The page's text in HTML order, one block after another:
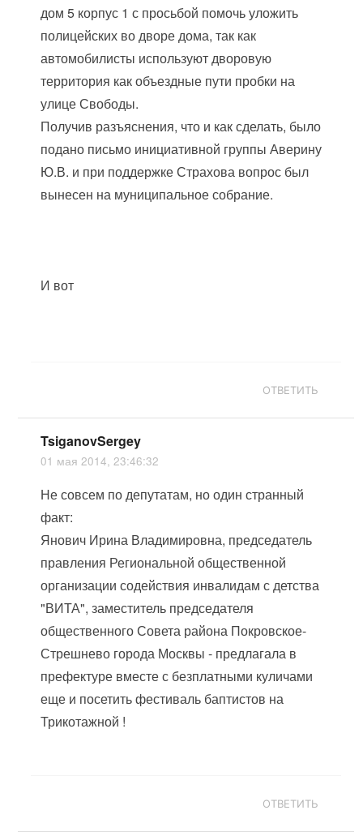
дом 5 корпус 1 с просьбой помочь уложить
полицейских во дворе дома, так как
автомобилисты используют дворовую
территория как объездные пути пробки на
улице Свободы.
Получив разъяснения, что и как сделать, было
подано письмо инициативной группы Аверину
Ю.В. и при поддержке Страхова вопрос был
вынесен на муниципальное собрание.
И вот
ОТВЕТИТЬ
TsiganovSergey
01 мая 2014, 23:46:32
Не совсем по депутатам, но один странный
факт:
Янович Ирина Владимировна, председатель
правления Региональной общественной
организации содействия инвалидам с детства
"ВИТА", заместитель председателя
общественного Совета района Покровское-
Стрешнево города Москвы - предлагала в
префектуре вместе с безплатными куличами
еще и посетить фестиваль баптистов на
Трикотажной !
ОТВЕТИТЬ